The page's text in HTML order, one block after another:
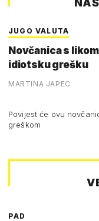
JUGO VALUTA
Novčanica s
idiotsku grešku
MARTINA JAPEC
Povijest će ovu
greškom
PAD